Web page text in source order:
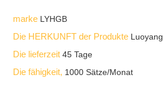
marke LYHGB
Die HERKUNFT der Produkte Luoyang
Die lieferzeit45 Tage
Die fähigkeit, 1000 Sätze/Monat